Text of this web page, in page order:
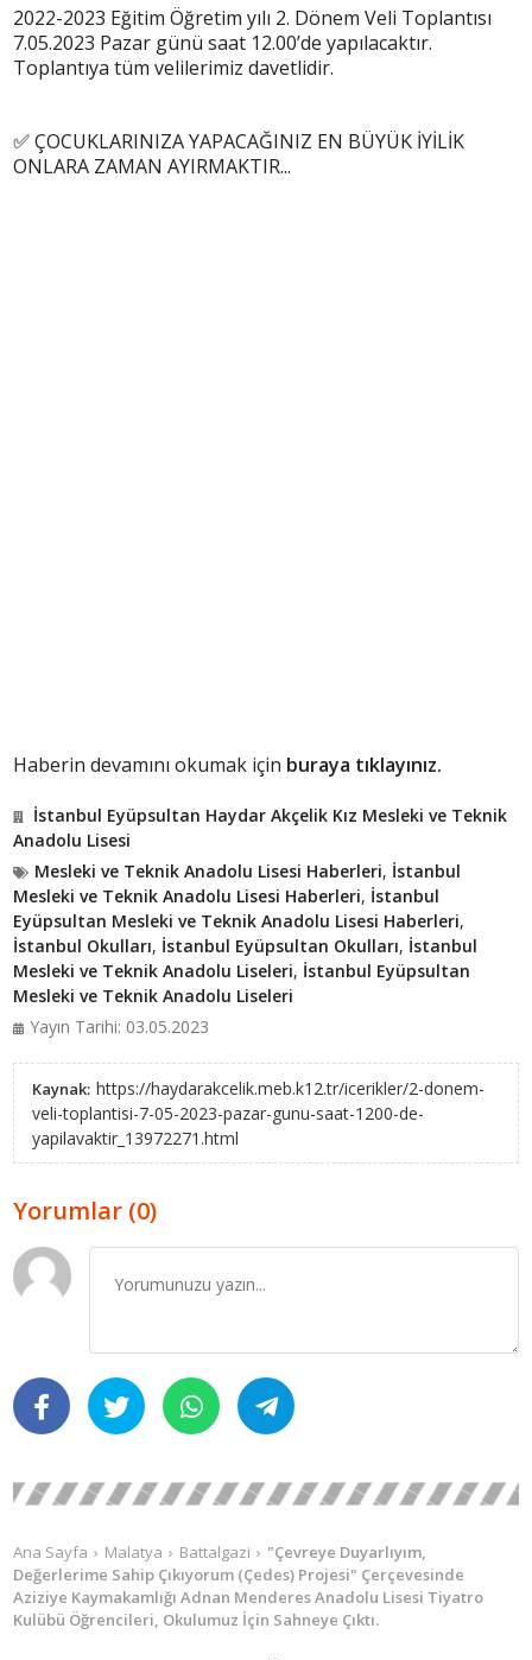
2022-2023 Eğitim Öğretim yılı 2. Dönem Veli Toplantısı
7.05.2023 Pazar günü saat 12.00’de yapılacaktır.
Toplantıya tüm velilerimiz davetlidir.
✅ÇOCUKLARINIZA YAPACAĞINIZ EN BÜYÜK İYİLİK
ONLARA ZAMAN AYIRMAKTIR...
Haberin devamını okumak için buraya tıklayınız.
İstanbul Eyüpsultan Haydar Akçelik Kız Mesleki ve Teknik
Anadolu Lisesi
Mesleki ve Teknik Anadolu Lisesi Haberleri, İstanbul
Mesleki ve Teknik Anadolu Lisesi Haberleri, İstanbul
Eyüpsultan Mesleki ve Teknik Anadolu Lisesi Haberleri,
İstanbul Okulları, İstanbul Eyüpsultan Okulları, İstanbul
Mesleki ve Teknik Anadolu Liseleri, İstanbul Eyüpsultan
Mesleki ve Teknik Anadolu Liseleri
Yayın Tarihi: 03.05.2023
Kaynak: https://haydarakcelik.meb.k12.tr/icerikler/2-donem-
veli-toplantisi-7-05-2023-pazar-gunu-saat-1200-de-
yapilavaktir_13972271.html
Yorumlar (0)
Ana Sayfa Malatya Battalgazi
"Çevreye Duyarlıyım,
Değerlerime Sahip Çıkıyorum (Çedes) Projesi" Çerçevesinde
Aziziye Kaymakamlığı Adnan Menderes Anadolu Lisesi Tiyatro
Kulübü Öğrencileri, Okulumuz İçin Sahneye Çıktı.